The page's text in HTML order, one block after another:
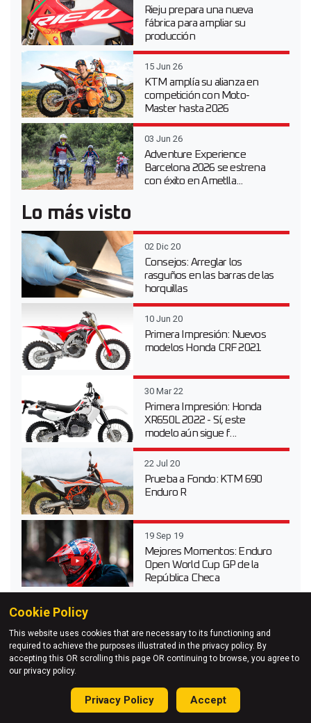
Rieju prepara una nueva
fábrica para ampliar su
producción
15 Jun 26
KTM amplía su alianza en
competición con Moto-
Master hasta 2026
03 Jun 26
Adventure Experience
Barcelona 2026 se estrena
con éxito en Ametlla...
Lo más visto
02 Dic 20
Consejos: Arreglar los
rasguños en las barras de las
horquillas
10 Jun 20
Primera Impresión: Nuevos
modelos Honda CRF 2021
30 Mar 22
Primera Impresión: Honda
XR650L 2022 - Sí, este
modelo aún sigue f...
22 Jul 20
Prueba a Fondo: KTM 690
Enduro R
19 Sep 19
Mejores Momentos: Enduro
Open World Cup GP de la
República Checa
Vídeos más destacados
06 Jun 26
Sigue en directo la gran final
2026
20 Abr 26
Cookie Policy
This website uses cookies that are necessary to its functioning and
required to achieve the purposes illustrated in the privacy policy. By
accepting this OR scrolling this page OR continuing to browse, you agree to
our privacy policy.
Privacy Policy Accept